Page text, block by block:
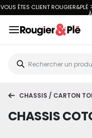
VOUS ÊTES CLIENT
CHASSIS / CARTON
CHASSIS